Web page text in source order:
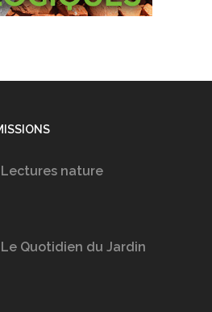
Lectures nature
Le Quotidien du Jardin